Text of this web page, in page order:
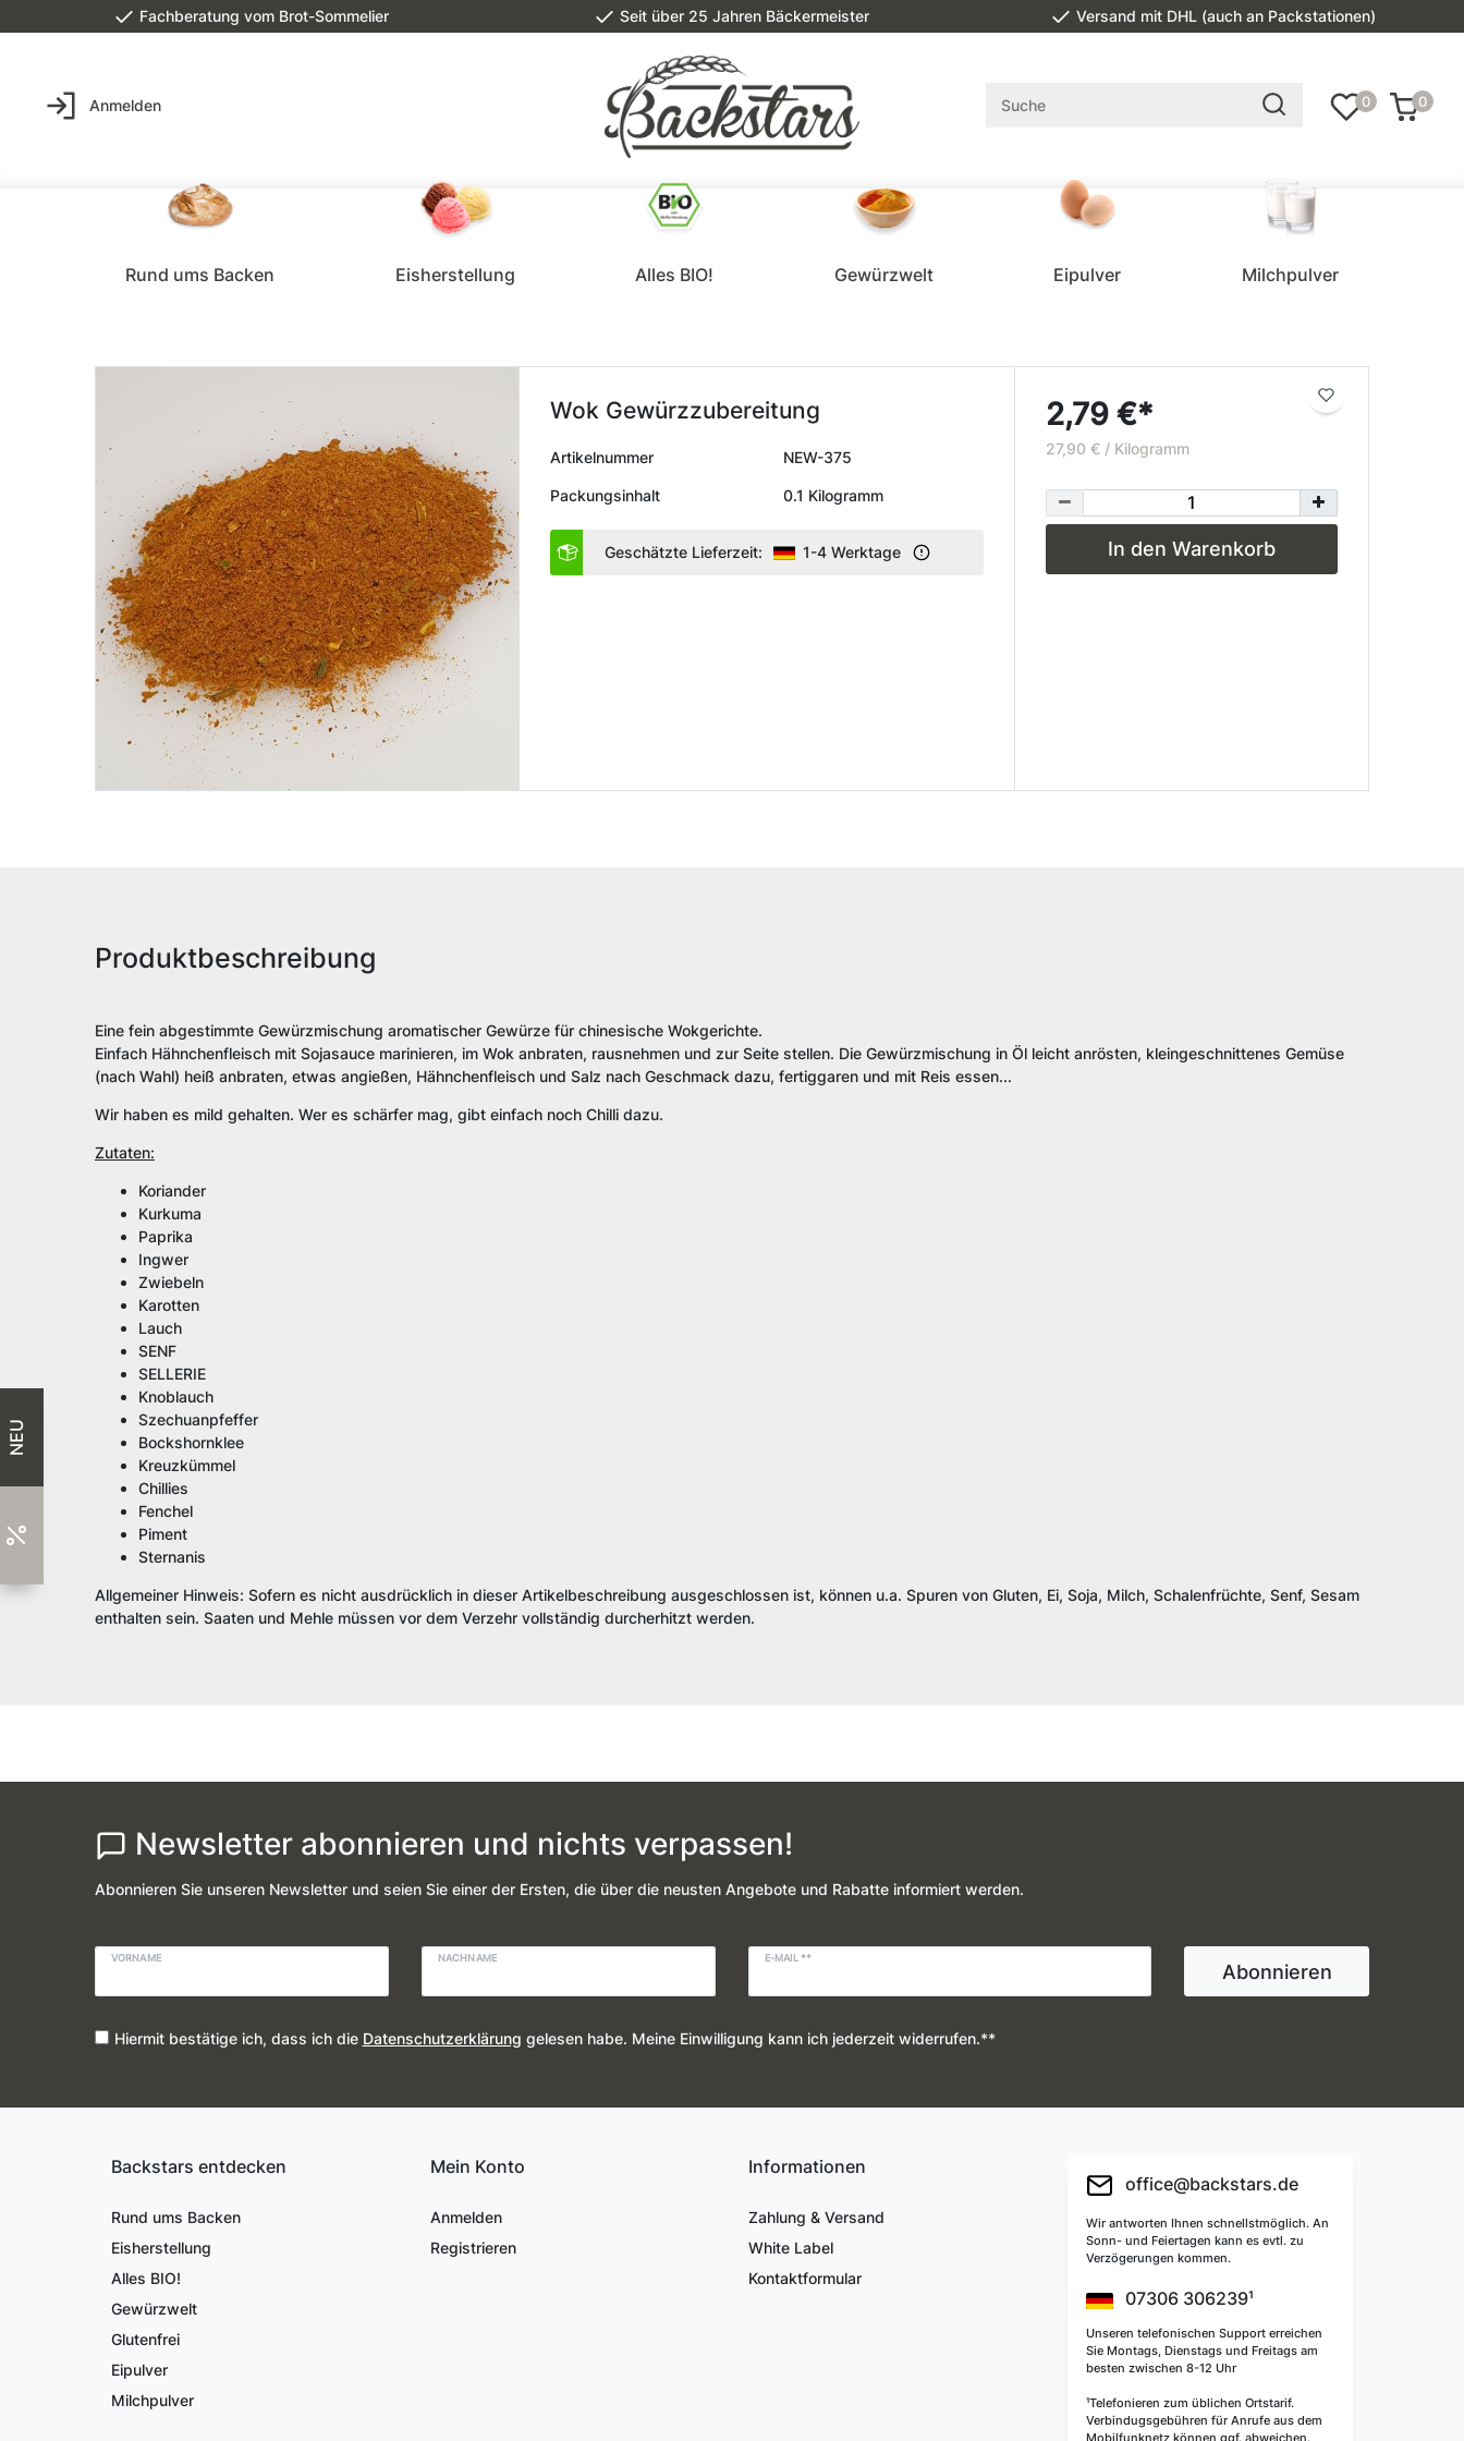
Fachberatung vom Brot-Sommelier Seit über 25 Jahren Bäckermeister Versand mit DHL (auch an Packstationen)
Anmelden 0 0
Rund ums Backen Eisherstellung Alles BIO! Gewürzwelt Eipulver Milchpulver
Wok Gewürzzubereitung
Artikelnummer NEW-375
Packungsinhalt 0.1 Kilogramm
Geschätzte Lieferzeit: 1-4 Werktage
2,79 €*
27,90 € / Kilogramm
In den Warenkorb
Produktbeschreibung
Eine fein abgestimmte Gewürzmischung aromatischer Gewürze für chinesische Wokgerichte.
Einfach Hähnchenfleisch mit Sojasauce marinieren, im Wok anbraten, rausnehmen und zur Seite stellen. Die Gewürzmischung in Öl leicht anrösten, kleingeschnittenes Gemüse
(nach Wahl) heiß anbraten, etwas angießen, Hähnchenfleisch und Salz nach Geschmack dazu, fertiggaren und mit Reis essen...
Wir haben es mild gehalten. Wer es schärfer mag, gibt einfach noch Chilli dazu.
Zutaten:
Koriander
Kurkuma
Paprika
Ingwer
Zwiebeln
Karotten
Lauch
SENF
SELLERIE
Knoblauch
Szechuanpfeffer
Bockshornklee
Kreuzkümmel
Chillies
Fenchel
Piment
Sternanis
Allgemeiner Hinweis: Sofern es nicht ausdrücklich in dieser Artikelbeschreibung ausgeschlossen ist, können u.a. Spuren von Gluten, Ei, Soja, Milch, Schalenfrüchte, Senf, Sesam
enthalten sein. Saaten und Mehle müssen vor dem Verzehr vollständig durcherhitzt werden.
Newsletter abonnieren und nichts verpassen!
Abonnieren Sie unseren Newsletter und seien Sie einer der Ersten, die über die neusten Angebote und Rabatte informiert werden.
VORNAME NACHNAME E-MAIL **
Abonnieren
Hiermit bestätige ich, dass ich die Daten­schutz­erklärung gelesen habe. Meine Einwilligung kann ich jederzeit widerrufen.**
Backstars entdecken
Rund ums Backen
Eisherstellung
Alles BIO!
Gewürzwelt
Glutenfrei
Eipulver
Milchpulver
Mein Konto
Anmelden
Registrieren
Informationen
Zahlung & Versand
White Label
Kontaktformular
office@backstars.de
Wir antworten Ihnen schnellstmöglich. An
Sonn- und Feiertagen kann es evtl. zu
Verzögerungen kommen.
07306 306239¹
Unseren telefonischen Support erreichen
Sie Montags, Dienstags und Freitags am
besten zwischen 8-12 Uhr
¹Telefonieren zum üblichen Ortstarif.
Verbindugsgebühren für Anrufe aus dem
Mobilfunknetz können ggf. abweichen.
NEU